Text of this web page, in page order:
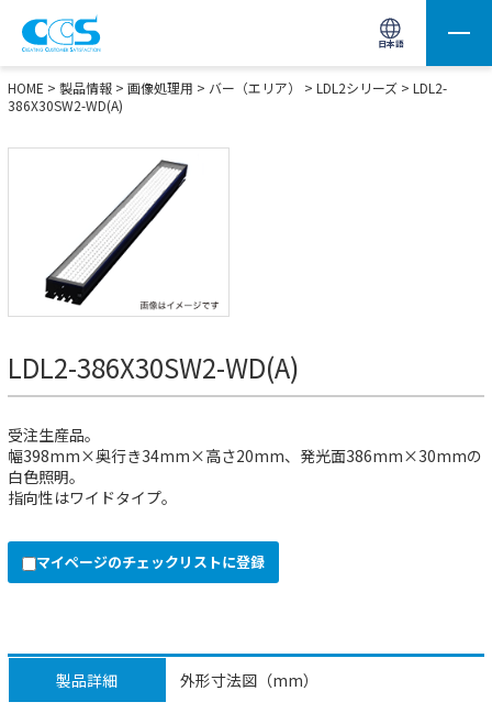
日本語
画像処理用の製品検索 サイト内検索(Enterで実行)
HOME > 製品情報 > 画像処理用 > バー（エリア） > LDL2シリーズ > LDL2-
386X30SW2-WD(A)
LDL2-386X30SW2-WD(A)
受注生産品。
幅398mm×奥行き34mm×高さ20mm、発光面386mm×30mmの
白色照明。
指向性はワイドタイプ。
マイページのチェックリストに登録
製品詳細 外形寸法図（mm）